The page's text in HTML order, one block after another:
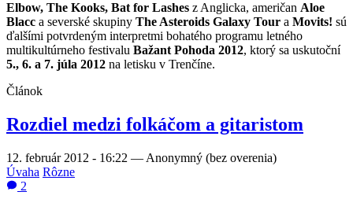
Elbow, The Kooks, Bat for Lashes z Anglicka, američan Aloe
Blacc a severské skupiny The Asteroids Galaxy Tour a Movits! sú
ďalšími potvrdeným interpretmi bohatého programu letného
multikultúrneho festivalu Bažant Pohoda 2012, ktorý sa uskutoční
5., 6. a 7. júla 2012 na letisku v Trenčíne.
Článok
Rozdiel medzi folkáčom a gitaristom
12. február 2012 - 16:22 — Anonymný (bez overenia)
Úvaha Rôzne
2